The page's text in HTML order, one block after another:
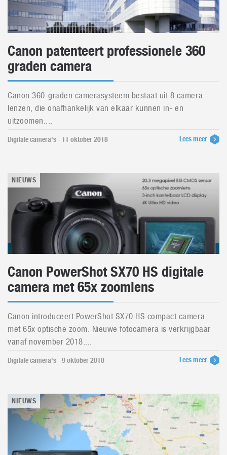
Canon patenteert professionele 360
graden camera
Canon 360-graden camerasysteem bestaat uit 8 camera
lenzen, die onafhankelijk van elkaar kunnen in- en
uitzoomen....
Digitale camera's - 11 oktober 2018 Lees meer
NIEUWS
Canon PowerShot SX70 HS digitale
camera met 65x zoomlens
Canon introduceert PowerShot SX70 HS compact camera
met 65x optische zoom. Nieuwe fotocamera is verkrijgbaar
vanaf november 2018....
Digitale camera's - 9 oktober 2018 Lees meer
NIEUWS